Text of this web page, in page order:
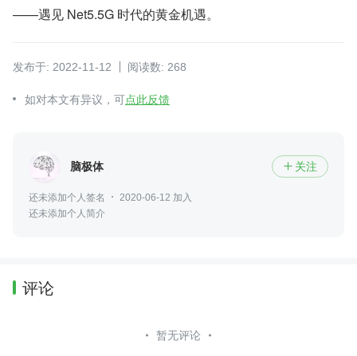
——遇见 Net5.5G 时代的黄金机遇。
发布于: 2022-11-12 阅读数: 268
如对本文有异议，可点此反馈
脑极体  关注
还未添加个人签名
2020-06-12 加入
还未添加个人简介
评论
暂无评论